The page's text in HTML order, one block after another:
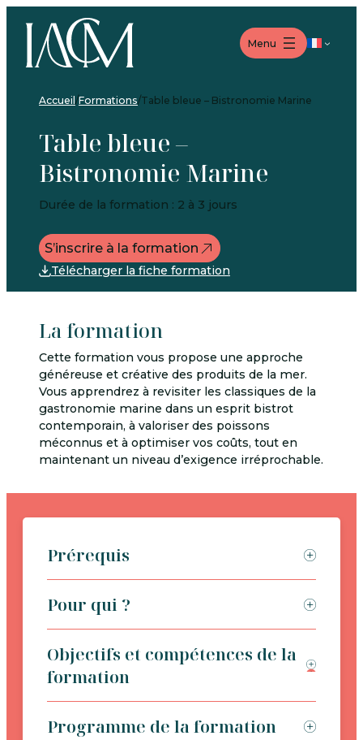
menu
contenu
Menu
Accueil /Formations/Table bleue – Bistronomie Marine
Table bleue –
Bistronomie Marine
Durée de la formation : 2 à 3 jours
S’inscrire à la formation
Télécharger la fiche formation
La formation
Cette formation vous propose une approche
généreuse et créative des produits de la mer.
Vous apprendrez à revisiter les classiques de la
gastronomie marine dans un esprit bistrot
contemporain, à valoriser des poissons
méconnus et à optimiser vos coûts, tout en
maintenant un niveau d’exigence irréprochable.
Prérequis
Pour qui ?
Objectifs et compétences de la
formation
Programme de la formation